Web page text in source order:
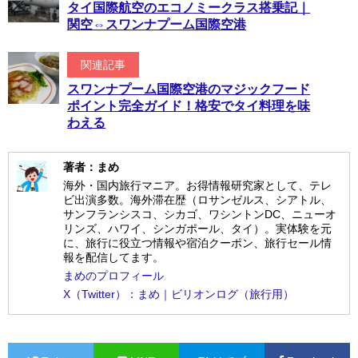
タイ国際航空のエコノミークラス搭乗記｜
関空⇔スワンナプーム国際空港
関連記事
スワンナプーム国際空港のマジックフード
ポイント完全ガイド！格安でタイ料理を味
わえる
著者：まめ
海外・国内旅行マニア。お得情報研究家として、テレ
ビ出演多数。海外滞在歴（ロサンゼルス、シアトル、
サンフランシスコ、シカゴ、ワシントンDC、ニューオ
リンズ、ハワイ、シンガポール、タイ）。実体験を元
に、旅行に役立つ情報や宿泊クーポン、旅行セール情
報を配信してます。
まめのプロフィール
X（Twitter）：まめ｜ビリオンログ（旅行用）